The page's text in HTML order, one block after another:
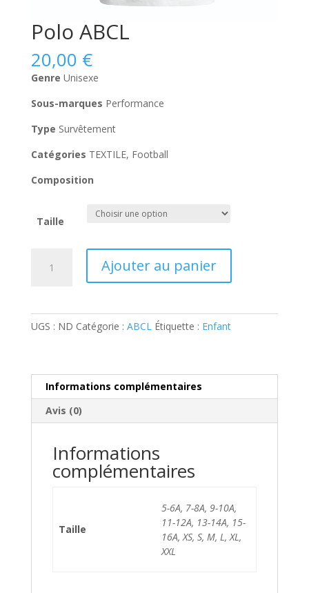
Polo ABCL
20,00 €
Genre Unisexe
Sous-marques Performance
Type Survêtement
Catégories TEXTILE, Football
Composition
Taille
Ajouter au panier
UGS : ND Catégorie : ABCL Étiquette : Enfant
Informations complémentaires
Avis (0)
Informations
complémentaires
Taille
5-6A, 7-8A, 9-10A,
11-12A, 13-14A, 15-
16A, XS, S, M, L, XL,
XXL